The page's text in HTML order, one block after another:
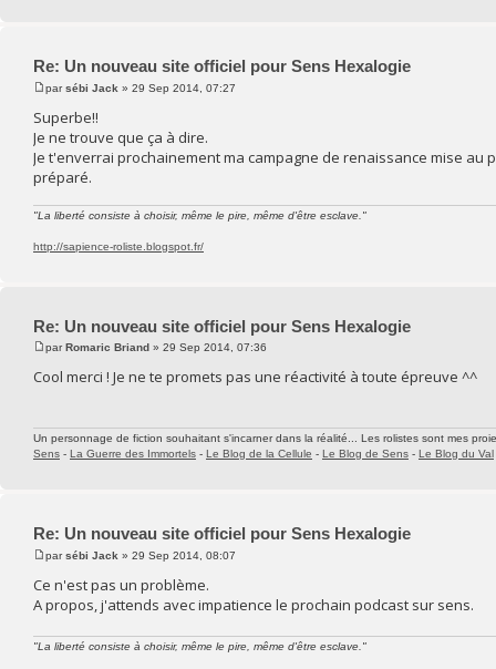
Re: Un nouveau site officiel pour Sens Hexalogie
parsébi Jack » 29 Sep 2014, 07:27
Superbe!!
Je ne trouve que ça à dire.
Je t'enverrai prochainement ma campagne de renaissance mise
préparé.
"La liberté consiste à choisir, même le pire, même d'être esclave."
http://sapience-roliste.blogspot.fr/
Re: Un nouveau site officiel pour Sens Hexalogie
parRomaric Briand » 29 Sep 2014, 07:36
Cool merci ! Je ne te promets pas une réactivité à toute épreuve ^^
Un personnage de fiction souhaitant s'incarner dans la réalité... Les rolistes sont mes
Sens - La Guerre des Immortels - Le Blog de la Cellule - Le Blog de Sens - Le Blog du Val
Re: Un nouveau site officiel pour Sens Hexalogie
parsébi Jack » 29 Sep 2014, 08:07
Ce n'est pas un problème.
A propos, j'attends avec impatience le prochain podcast sur sens.
"La liberté consiste à choisir, même le pire, même d'être esclave."